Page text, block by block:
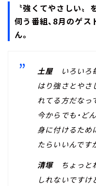
〝強くてやさしい
伺う番組、8月のゲ
ん。
土屋いろいろ
はり強さとやさ
れてる方だなっ
今からでも・ど
身に付けるため
たらいいんです
清塚ちょっと
しれないですけ